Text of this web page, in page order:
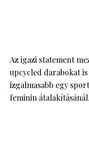
Az igazi statement
upcycled darabokat
izgalmasabb egy
feminin átalakításánál.